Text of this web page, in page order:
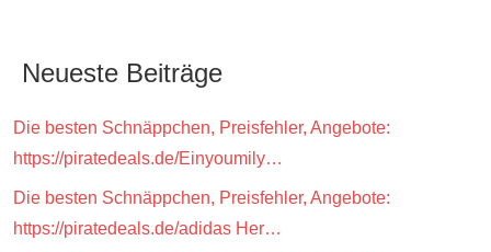
Neueste Beiträge
Die besten Schnäppchen, Preisfehler, Angebote:
https://piratedeals.de/Einyoumily…
Die besten Schnäppchen, Preisfehler, Angebote:
https://piratedeals.de/adidas Her…